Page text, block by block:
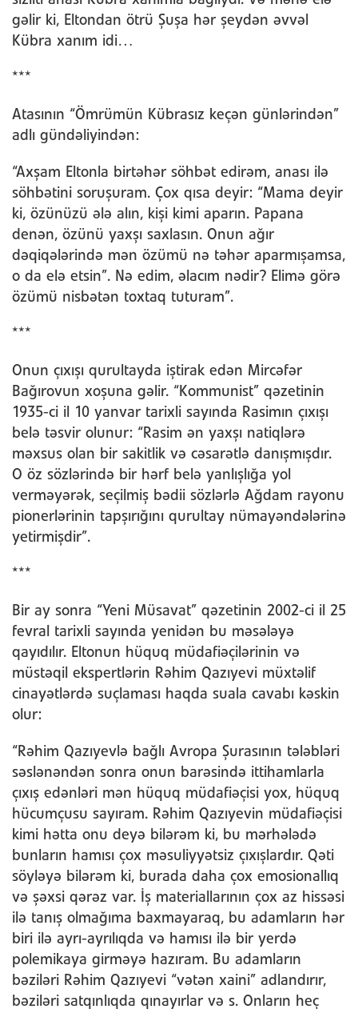
gəlir ki, Eltondan ötrü Şuşa hər şeydən əvvəl
Kübra xanım idi…
***
Atasının “Ömrümün Kübrasız keçən günlərindən”
adlı gündəliyindən:
“Axşam Eltonla birtəhər söhbət edirəm, anası ilə
söhbətini soruşuram. Çox qısa deyir: “Mama deyir
ki, özünüzü ələ alın, kişi kimi aparın. Papana
denən, özünü yaxşı saxlasın. Onun ağır
dəqiqələrində mən özümü nə təhər aparmışamsa,
o da elə etsin”. Nə edim, əlacım nədir? Elimə görə
özümü nisbətən toxtaq tuturam”.
***
Onun çıxışı qurultayda iştirak edən Mircəfər
Bağırovun xoşuna gəlir. “Kommunist” qəzetinin
1935-ci il 10 yanvar tarixli sayında Rasimın çıxışı
belə təsvir olunur: “Rasim ən yaxşı natiqlərə
məxsus olan bir sakitlik və cəsarətlə danışmışdır.
O öz sözlərində bir hərf belə yanlışlığa yol
verməyərək, seçilmiş bədii sözlərlə Ağdam rayonu
pionerlərinin tapşırığını qurultay nümayəndələrinə
yetirmişdir”.
***
Bir ay sonra “Yeni Müsavat” qəzetinin 2002-ci il 25
fevral tarixli sayında yenidən bu məsələyə
qayıdılır. Eltonun hüquq müdafiəçilərinin və
müstəqil ekspertlərin Rəhim Qazıyevi müxtəlif
cinayətlərdə suçlaması haqda suala cavabı kəskin
olur:
“Rəhim Qazıyevlə bağlı Avropa Şurasının tələbləri
səslənəndən sonra onun barəsində ittihamlarla
çıxış edənləri mən hüquq müdafiəçisi yox, hüquq
hücumçusu sayıram. Rəhim Qazıyevin müdafiəçisi
kimi hətta onu deyə bilərəm ki, bu mərhələdə
bunların hamısı çox məsuliyyətsiz çıxışlardır. Qəti
söyləyə bilərəm ki, burada daha çox emosionallıq
və şəxsi qərəz var. İş materiallarının çox az hissəsi
ilə tanış olmağıma baxmayaraq, bu adamların hər
biri ilə ayrı-ayrılıqda və hamısı ilə bir yerdə
polemikaya girməyə hazıram. Bu adamların
bəziləri Rəhim Qazıyevi “vətən xaini” adlandırır,
bəziləri satqınlıqda qınayırlar və s. Onların heç